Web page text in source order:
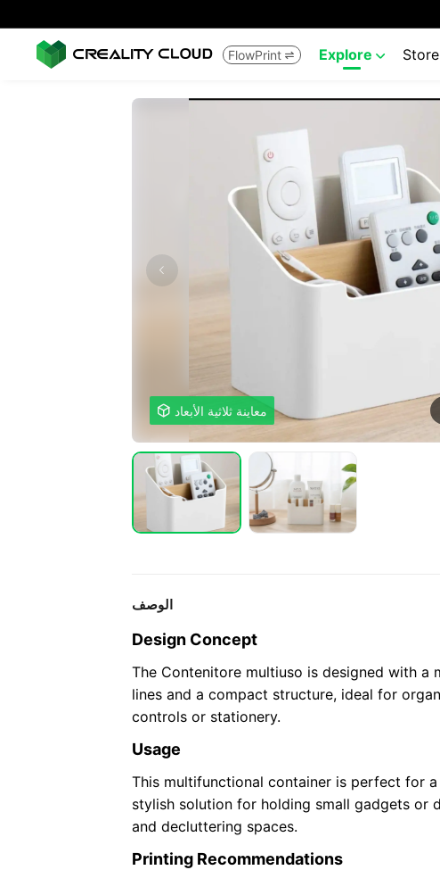
FlowPrint  Explore  Store
 معاينة ثلاثية الأبعاد
الوصف
Design Concept
The Contenitore multiuso is designed with a
lines and a compact structure, ideal for
controls or stationery.
Usage
This multifunctional container is perfect for
stylish solution for holding small gadgets or
and decluttering spaces.
Printing Recommendations